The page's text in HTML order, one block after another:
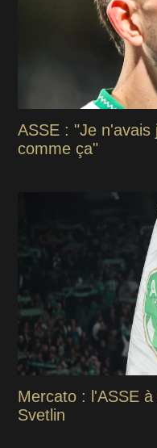
ASSE : "Je n'avais
comme ça"
Mercato : l'ASSE
Svetlin